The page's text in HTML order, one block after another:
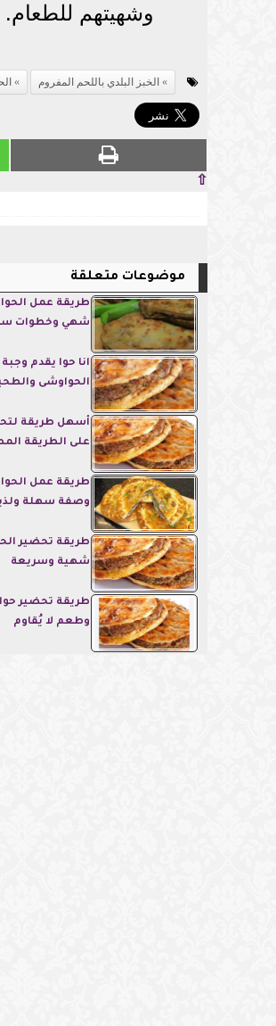
وشهيتهم للطعام.
الخبز البلدي باللحم المفروم
⇧
موضوعات متعلقة
طريقة عمل
شهي وخطوات
انا حوا يقدم
الحواوشى
أسهل طريقة
على الطريقة
طريقة عمل
وصفة سهلة
طريقة تحضير
شهية وسريعة
طريقة تحضير
وطعم لا يُقاوم